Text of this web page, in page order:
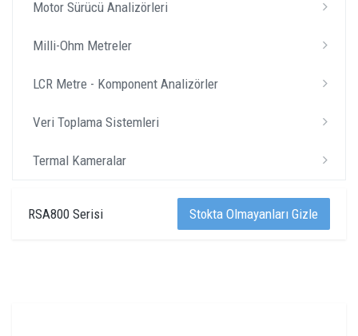
Motor Sürücü Analizörleri
Milli-Ohm Metreler
LCR Metre - Komponent Analizörler
Veri Toplama Sistemleri
Termal Kameralar
RSA800 Serisi Stokta Olmayanları Gizle